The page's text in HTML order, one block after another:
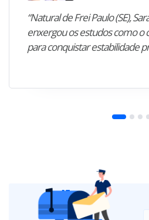
“Natural de Frei Paulo (SE),
enxergou os estudos como o
para conquistar estabilidade